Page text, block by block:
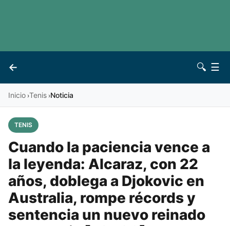
←
Vives 🔍 ☰
Inicio ›Tenis ›Noticia
TENIS
Cuando la paciencia vence a
la leyenda: Alcaraz, con 22
años, doblega a Djokovic en
Australia, rompe récords y
sentencia un nuevo reinado